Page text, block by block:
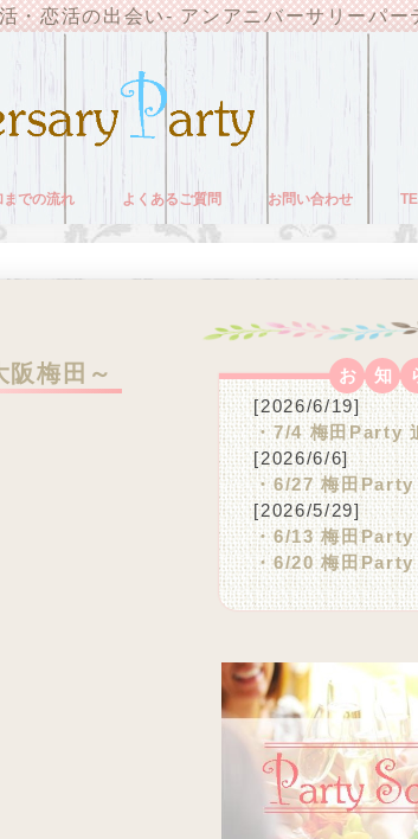
・恋活の出会い- アンアニバーサリーパー
までの流れ よくあるご質問 お問い合わせ
梅田～
お 知
[2026/6/19]
・7/4 梅田Party
[2026/6/6]
・6/27 梅田Party
[2026/5/29]
・6/13 梅田Party
・6/20 梅田Party